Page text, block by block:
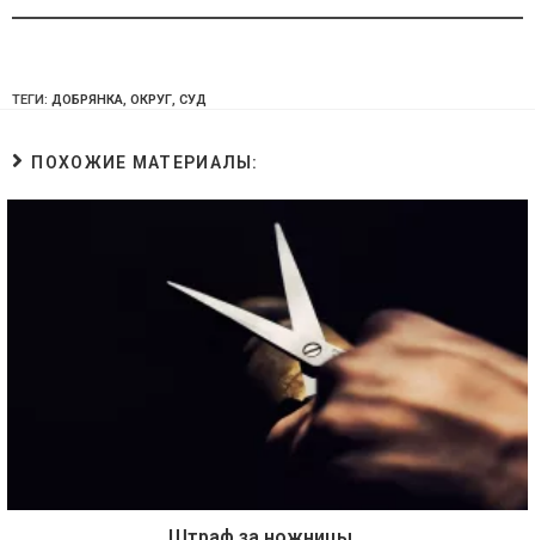
ТЕГИ: ДОБРЯНКА, ОКРУГ, СУД
ПОХОЖИЕ МАТЕРИАЛЫ: